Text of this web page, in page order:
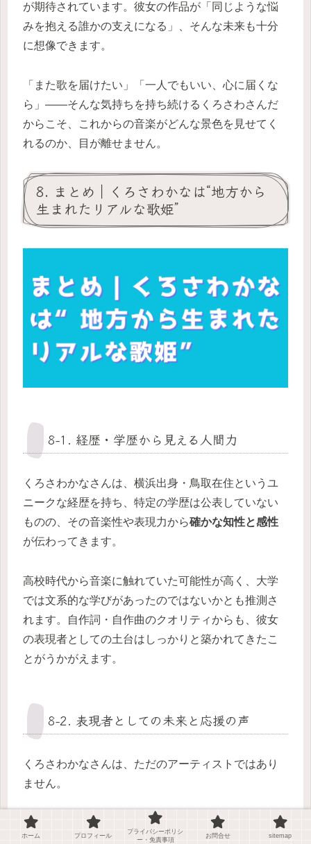
が期待されています。彼女の作品が「同じような悩
みを抱える誰かの支えになる」、そんな未来も十分
に想像できます。
「また歌を届けたい」「一人でもいい、心に届くな
ら」——そんな気持ちを持ち続けるくろさわさんだ
からこそ、これからの音楽がどんな景色を見せてく
れるのか、目が離せません。
8. まとめ｜くろさわかなは“地方から
生まれたリアルな歌姫”
8-1. 経歴・学歴から見える人間力
くろさわかなさんは、横浜出身・鳥取在住というユ
ニークな経歴を持ち、特定の学歴は公表していない
ものの、その音楽性や表現力から確かな知性と感性
が伝わってきます。
高校時代から音楽に触れていた可能性が高く、大学
では文系的な学びがあったのではないかとも推測さ
れます。自作詞・自作曲のクオリティからも、彼女
の表現者としての土台はしっかりと築かれてきたこ
とがうかがえます。
8-2. 表現者としての未来と応援の声
くろさわかなさんは、ただのアーティストではあり
ません。
自身の弱さや葛藤までも音楽で伝える力を持ち、そ
ホーム プロフィール
プライバシーポリシ
ー・免責事項
お問合せ sitemap